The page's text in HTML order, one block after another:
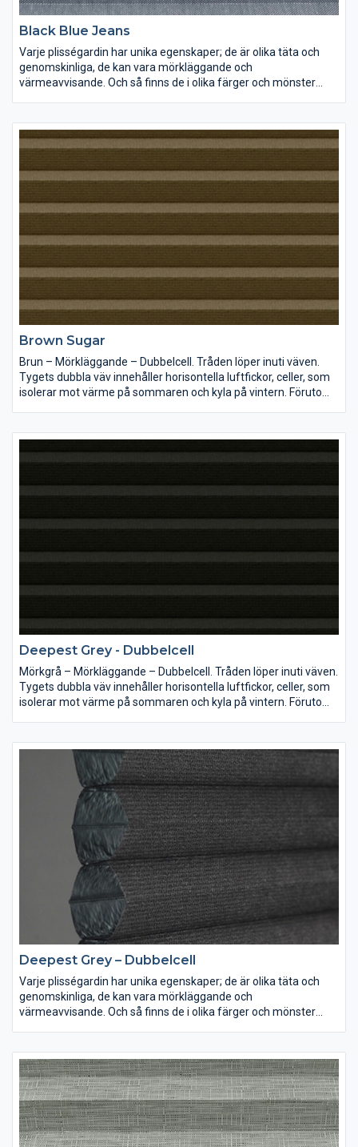
Black Blue Jeans
Varje plisségardin har unika egenskaper; de är olika täta och
genomskinliga, de kan vara mörkläggande och
värmeavvisande. Och så finns de i olika färger och mönster
Brown Sugar
Brun – Mörkläggande – Dubbelcell. Tråden löper inuti väven.
Tygets dubbla väv innehåller horisontella luftfickor, celler, som
isolerar mot värme på sommaren och kyla på vintern. Förutom
Deepest Grey - Dubbelcell
Mörkgrå – Mörkläggande – Dubbelcell. Tråden löper inuti väven.
Tygets dubbla väv innehåller horisontella luftfickor, celler, som
isolerar mot värme på sommaren och kyla på vintern. Förutom
Deepest Grey – Dubbelcell
Varje plisségardin har unika egenskaper; de är olika täta och
genomskinliga, de kan vara mörkläggande och
värmeavvisande. Och så finns de i olika färger och mönster